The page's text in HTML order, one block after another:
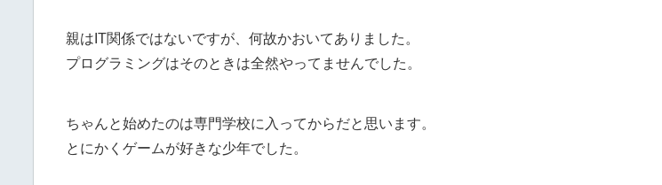
親はIT関係ではないですが、何故かおいてありました。
プログラミングはそのときは全然やってませんでした。
ちゃんと始めたのは専門学校に入ってからだと思います。
とにかくゲームが好きな少年でした。